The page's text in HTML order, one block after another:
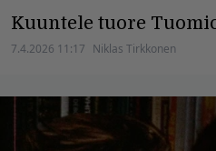
Kuuntele tuore
7.4.2026 11:17 Niklas Tirkkonen